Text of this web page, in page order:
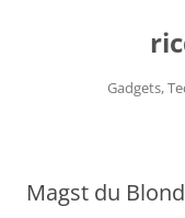
Gadgets,
Magst du